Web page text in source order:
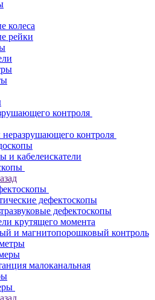
колеса
рейки
контроля
контроля
и кабелеискатели
дефектоскопы
дефектоскопы
крутящего момента
и магнитопорошковый контроль
малоканальная